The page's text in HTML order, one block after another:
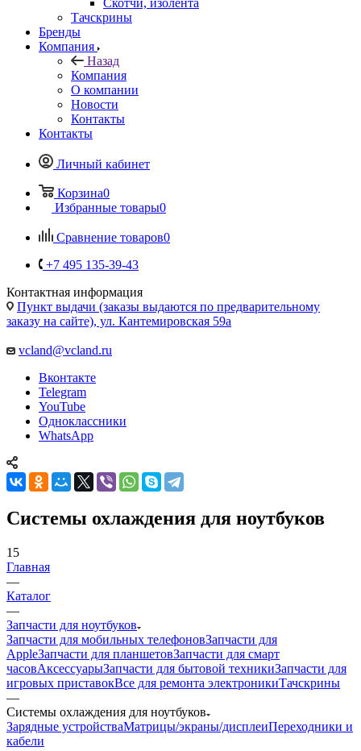
Компания
Компания
О компании
Новости
Контакты
Контакты
Личный кабинет
Корзина0
Сравнение товаров0
+7 495 135-39-43
Контактная информация
заказу на сайте), ул. Кантемировская 59а
vcland@vcland.ru
Вконтакте
YouTube
Одноклассники
WhatsApp
Системы охлаждения для ноутбуков
15
—
Каталог
—
Запчасти для ноутбуков
Запчасти для мобильных телефонов
AppleЗапчасти для планшетов
часовАксессуарыЗапчасти для бытовой техникиЗапчасти для
игровых приставокВсе для ремонта электроникиТачскрины
—
Системы охлаждения для ноутбуков
Зарядные устройства
кабели
Подборки